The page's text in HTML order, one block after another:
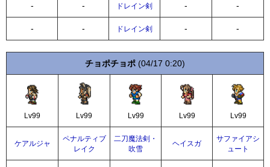
- - ドレイン剣 - -
- - ドレイン剣 - -
チョポチョポ (04/17 0:20)
Lv99 Lv99 Lv99 Lv99 Lv99
ケアルジャ
ペナルティブ
レイク
二刀魔法剣・
吹雪
ヘイスガ
サファイアシ
ュート